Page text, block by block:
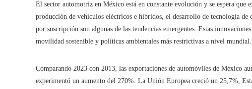
El sector automotriz en México está en constante evolución y se espera
producción de vehículos eléctricos e híbridos, el desarrollo de tecnología
por suscripción son algunas de las tendencias emergentes. Estas
movilidad sostenible y políticas ambientales más restrictivas a nivel mundial.
Comparando 2023 con 2013, las exportaciones de automóviles de México
experimentó un aumento del 270%. La Unión Europea creció un 25,7%,